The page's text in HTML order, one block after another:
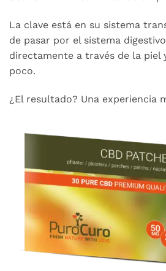
La clave está en su sistema
de pasar por el sistema
directamente a través de la piel
poco.
¿El resultado? Una experiencia